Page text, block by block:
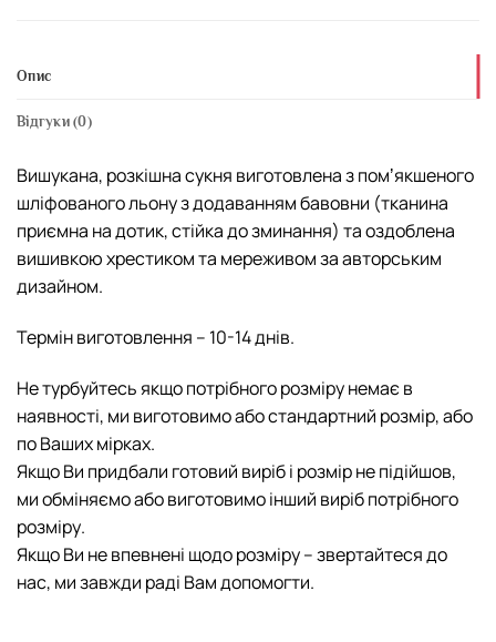
Опис
Відгуки (0)
Вишукана, розкішна сукня виготовлена з помʼякшеного
шліфованого льону з додаванням бавовни (тканина
приємна на дотик, стійка до зминання) та оздоблена
вишивкою хрестиком та мереживом за авторським
дизайном.
Термін виготовлення – 10-14 днів.
Не турбуйтесь якщо потрібного розміру немає в
наявності, ми виготовимо або стандартний розмір, або
по Ваших мірках.
Якщо Ви придбали готовий виріб і розмір не підійшов,
ми обміняємо або виготовимо інший виріб потрібного
розміру.
Якщо Ви не впевнені щодо розміру – звертайтеся до
нас, ми завжди раді Вам допомогти.